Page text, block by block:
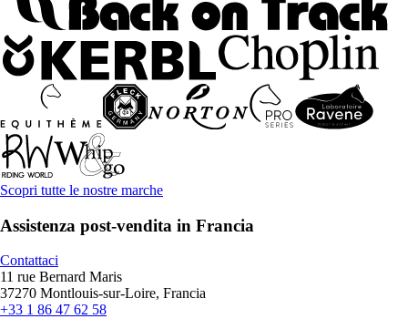
Scopri tutte le nostre marche
Assistenza post-vendita in Francia
Contattaci
11 rue Bernard Maris
37270 Montlouis-sur-Loire, Francia
+33 1 86 47 62 58